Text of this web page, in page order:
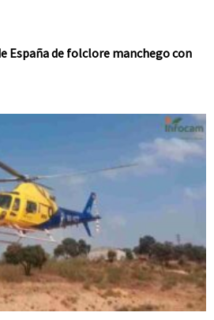
España de folclore manchego con